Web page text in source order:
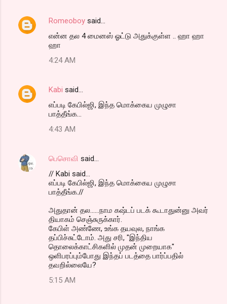
Romeoboy said…
என்ன தல 4 மைனஸ் ஓட்டு அதுக்குள்ள .. ஹா ஹா
ஹா
4:24 AM
Kabi said…
எப்படி கேபில்ஜி, இந்த மொக்கைய முழுசா
பாத்தீங்க...
4:43 AM
பெசொவி said…
// Kabi said...
எப்படி கேபில்ஜி, இந்த மொக்கைய முழுசா
பாத்தீங்க.//
அதுதான் தல......நாம கஷ்டப் படக் கூடாதுன்னு அவர்
தியாகம் செஞ்சுருக்கார்.
கேபிள் அண்ணே, உங்க தயவுல, நாங்க
தப்பிச்சுட்டோம். அது சரி, "இந்திய
தொலைக்காட்சிகளில் முதன் முறையாக"
ஒளிபரப்பும்போது இந்தப் படத்தை பார்ப்பதில்
தவறில்லையே?
5:15 AM